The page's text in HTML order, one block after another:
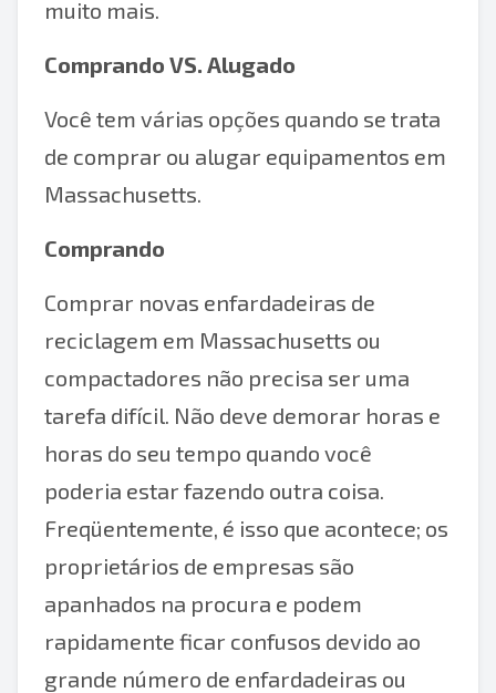
muito mais.
Comprando VS. Alugado
Você tem várias opções quando se trata
de comprar ou alugar equipamentos em
Massachusetts.
Comprando
Comprar novas enfardadeiras de
reciclagem em Massachusetts ou
compactadores não precisa ser uma
tarefa difícil. Não deve demorar horas e
horas do seu tempo quando você
poderia estar fazendo outra coisa.
Freqüentemente, é isso que acontece; os
proprietários de empresas são
apanhados na procura e podem
rapidamente ficar confusos devido ao
grande número de enfardadeiras ou